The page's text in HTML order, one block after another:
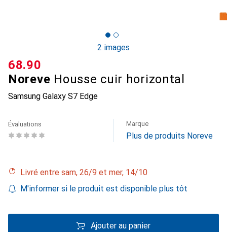
2 images
Noreve Housse cuir horizontal
Samsung Galaxy S7 Edge
CHF
68.90
Évaluations Marque
Plus de produits Noreve
Livré entre sam, 26/9 et mer, 14/10
M'informer si le produit est disponible plus tôt
Ajouter au panier